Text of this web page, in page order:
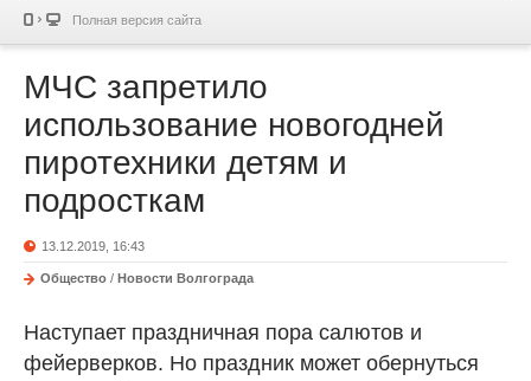
Полная версия сайта
МЧС запретило
использование новогодней
пиротехники детям и
подросткам
13.12.2019, 16:43
Общество / Новости Волгограда
Наступает праздничная пора салютов и
фейерверков. Но праздник может обернуться